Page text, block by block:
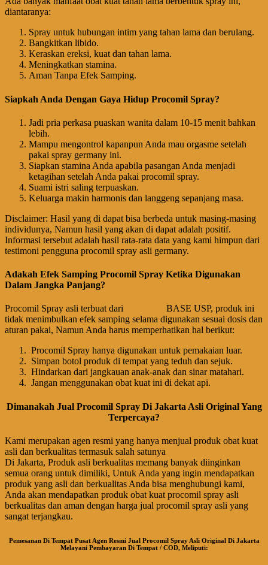
diantaranya:
Spray untuk hubungan intim yang tahan lama dan berulang.
Bangkitkan libido.
Keraskan ereksi, kuat dan tahan lama.
Meningkatkan stamina.
Aman Tanpa Efek Samping.
Siapkah Anda Dengan Gaya Hidup Procomil Spray?
Jadi pria perkasa puaskan wanita dalam 10-15 menit bahkan
lebih.
Mampu mengontrol kapanpun Anda mau orgasme setelah
pakai spray germany ini.
Siapkan stamina Anda apabila pasangan Anda menjadi
ketagihan setelah Anda pakai procomil spray.
Suami istri saling terpuaskan.
Keluarga makin harmonis dan langgeng sepanjang masa.
Disclaimer: Hasil yang di dapat bisa berbeda untuk masing-masing
individunya, Namun hasil yang akan di dapat adalah positif.
Informasi tersebut adalah hasil rata-rata data yang kami himpun dari
testimoni pengguna procomil spray asli germany.
Adakah Efek Samping Procomil Spray Ketika Digunakan
Dalam Jangka Panjang?
Procomil Spray asli terbuat dari
BASE USP, produk ini
tidak menimbulkan efek samping selama digunakan sesuai dosis dan
aturan pakai, Namun Anda harus memperhatikan hal berikut:
Procomil Spray hanya digunakan untuk pemakaian luar.
Simpan botol produk di tempat yang teduh dan sejuk.
Hindarkan dari jangkauan anak-anak dan sinar matahari.
Jangan menggunakan obat kuat ini di dekat api.
Dimanakah Jual Procomil Spray Di Jakarta Asli Original Yang
Terpercaya?
Kami merupakan agen resmi yang hanya menjual produk obat kuat
asli dan berkualitas termasuk salah satunya
Di Jakarta, Produk asli berkualitas memang banyak diinginkan
semua orang untuk dimiliki, Untuk Anda yang ingin mendapatkan
produk yang asli dan berkualitas Anda bisa menghubungi kami,
Anda akan mendapatkan produk obat kuat procomil spray asli
berkualitas dan aman dengan harga jual procomil spray asli yang
sangat terjangkau.
Pemesanan Di Tempat Pusat Agen Resmi Jual Procomil Spray Asli Original Di Jakarta
Melayani Pembayaran Di Tempat / COD, Meliputi: